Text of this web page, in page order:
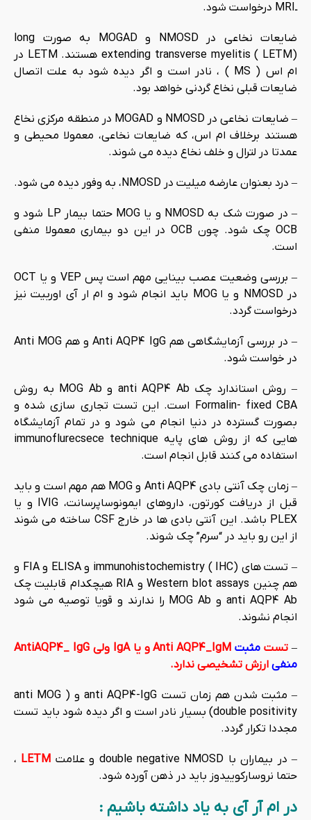
ـMRI درخواست شود.
ضایعات نخاعی در NMOSD و MOGAD به صورت long
extending transverse myelitis ( LETM) هستند. LETM در
ام اس ( MS ) ، نادر است و اگر دیده شود به علت اتصال
ضایعات قبلی نخاع گردنی خواهد بود.
– ضایعات نخاعی در NMOSD و MOGAD در منطقه مرکزی نخاع
هستند برخلاف ام اس، که ضایعات نخاعی، معمولا محیطی و
عمدتا در لترال و خلف نخاع دیده می شوند.
– درد بعنوان عارضه میلیت در NMOSD، به وفور دیده می شود.
– در صورت شک به NMOSD و یا MOG حتما بیمار LP شود و
OCB چک شود. چون OCB در این دو بیماری معمولا منفی
است.
– بررسی وضعیت عصب بینایی مهم است پس VEP و یا OCT
در NMOSD و یا MOG باید انجام شود و ام ار آی اوربیت نیز
درخواست گردد.
– در بررسی آزمایشگاهی هم Anti AQP4 IgG و هم Anti MOG
در خواست شود.
– روش استاندارد چک anti AQP4 Ab و MOG Ab به روش
Formalin- fixed CBA است. این تست تجاری سازی شده و
بصورت گسترده در دنیا انجام می شود و در تمام آزمایشگاه
هایی که از روش های پایه immunoflurecsece technique
استفاده می کنند قابل انجام است.
– زمان چک آنتی بادی Anti AQP4 و MOG هم مهم است و باید
قبل از دریافت کورتون، داروهای ایمونوساپرسانت، IVIG و یا
PLEX باشد. این آنتی بادی ها در خارج CSF ساخته می شوند
از این رو باید در “سرم” چک شوند.
– تست های immunohistochemistry ( IHC) و ELISA و FIA و
هم چنین Western blot assays و RIA هیچکدام قابلیت چک
anti AQP4 Ab و MOG Ab را ندارند و قویا توصیه می شود
انجام نشوند.
– تست مثبتAnti AQP4_IgM و یا IgA ولی AntiAQP4_ IgG
منفی ارزش تشخیصی ندارد.
– مثبت شدن هم زمان تست anti AQP4-IgG و ( anti MOG
double positivity) بسیار نادر است و اگر دیده شود باید تست
مجددا تکرار گردد.
– در بیماران با double negative NMOSD و علامت LETM ،
حتما نروسارکوییدوز باید در ذهن آورده شود.
در ام آر آی به یاد داشته باشیم :